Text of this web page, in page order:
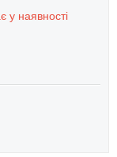
у наявності